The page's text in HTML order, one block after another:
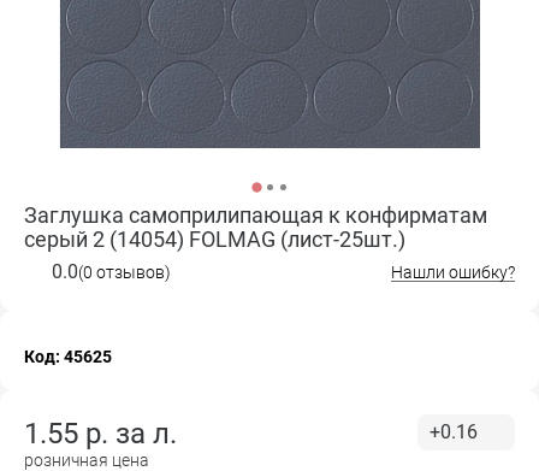
Заглушка самоприлипающая к конфирматам
серый 2 (14054) FOLMAG (лист-25шт.)
0.0(0 отзывов) Нашли ошибку?
Код: 45625
1.55 р. за л.
розничная цена
+0.16